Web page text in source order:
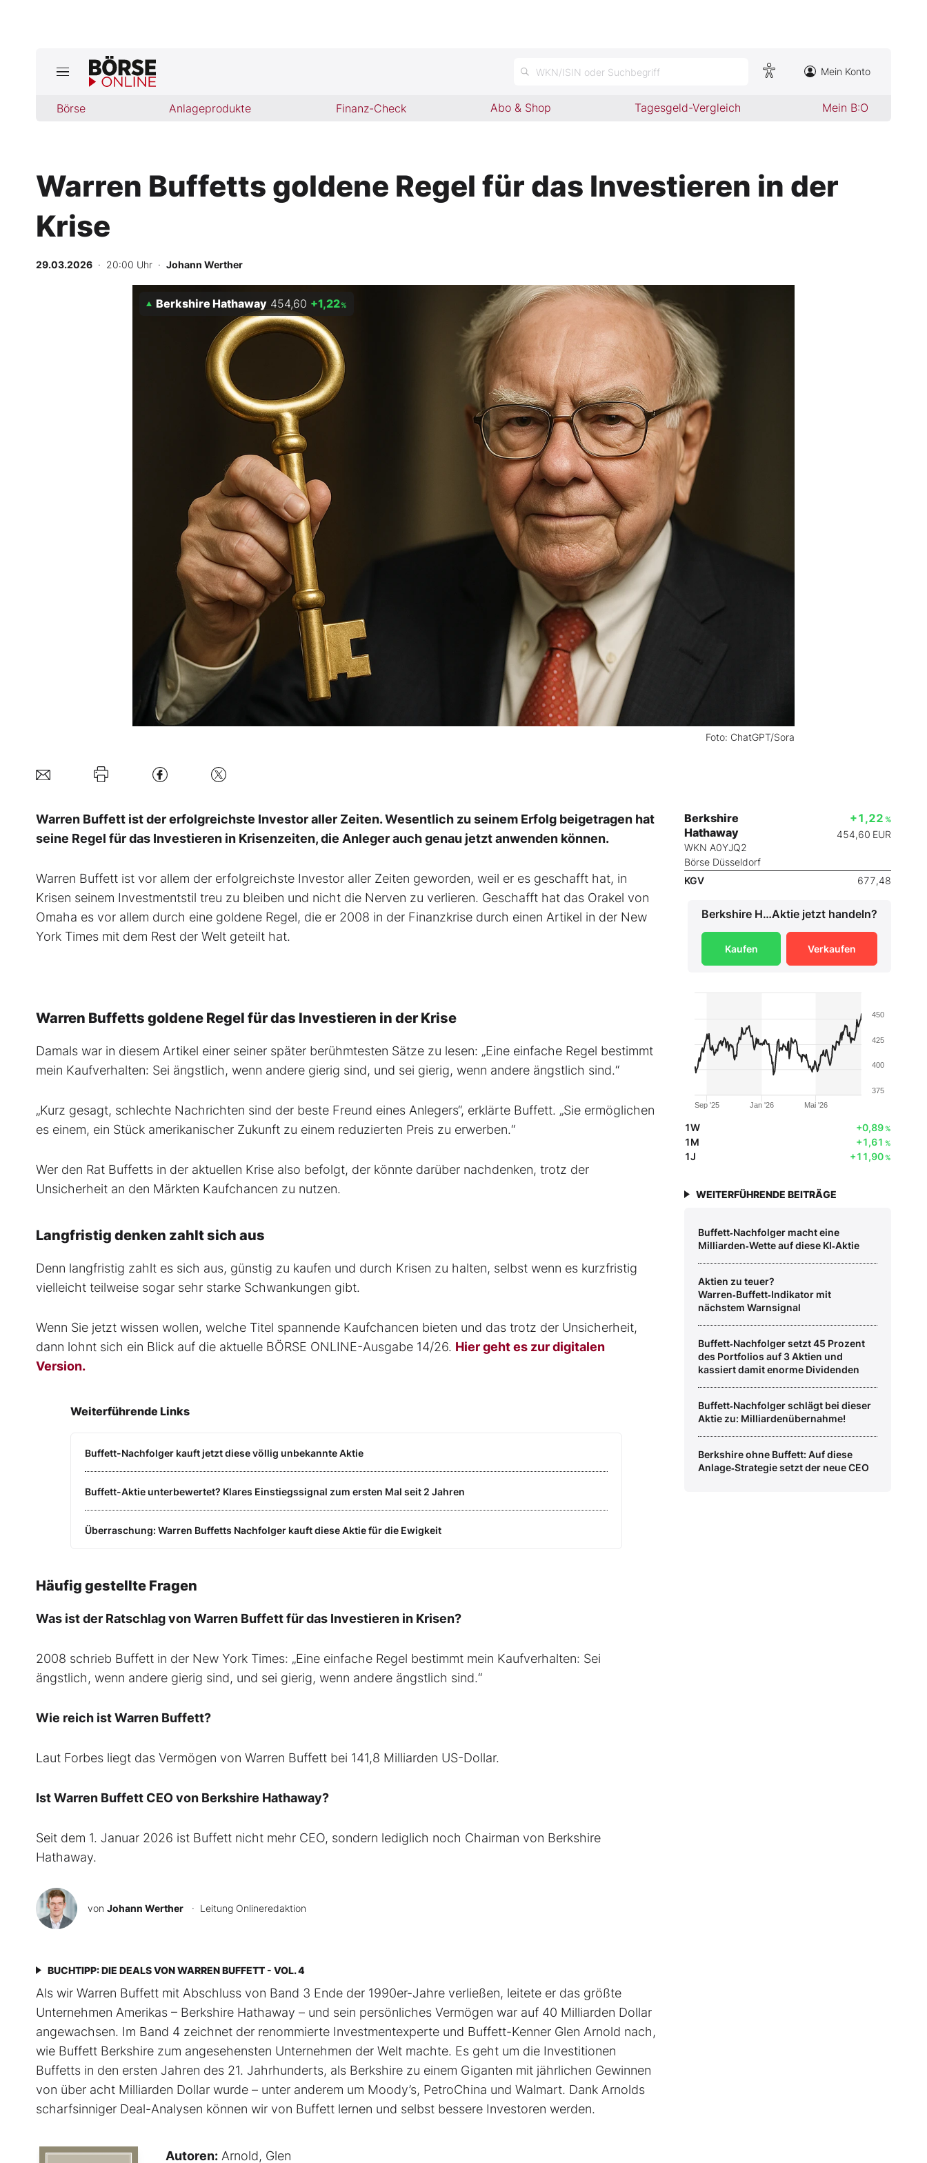
WKN/ISIN oder Suchbegriff Mein Konto
Börse Anlageprodukte Finanz-Check Abo & Shop Tagesgeld-Vergleich Mein B:O
Börse
Finanz-Check
Abo & Shop
BO-Musterdepots
Warren Buffetts goldene Regel für das Investieren in der
Krise
29.03.2026 · 20:00 Uhr · Johann Werther
Foto: ChatGPT/Sora
Berkshire Hathaway 454,60 +1,22%
Warren Buffett ist der erfolgreichste Investor aller Zeiten. Wesentlich zu seinem Erfolg beigetragen hat
seine Regel für das Investieren in Krisenzeiten, die Anleger auch genau jetzt anwenden können.
Warren Buffett ist vor allem der erfolgreichste Investor aller Zeiten geworden, weil er es geschafft hat, in
Krisen seinem Investmentstil treu zu bleiben und nicht die Nerven zu verlieren. Geschafft hat das Orakel von
Omaha es vor allem durch eine goldene Regel, die er 2008 in der Finanzkrise durch einen Artikel in der New
York Times mit dem Rest der Welt geteilt hat.
Warren Buffetts goldene Regel für das Investieren in der Krise
Damals war in diesem Artikel einer seiner später berühmtesten Sätze zu lesen: „Eine einfache Regel bestimmt
mein Kaufverhalten: Sei ängstlich, wenn andere gierig sind, und sei gierig, wenn andere ängstlich sind.“
„Kurz gesagt, schlechte Nachrichten sind der beste Freund eines Anlegers“, erklärte Buffett. „Sie ermöglichen
es einem, ein Stück amerikanischer Zukunft zu einem reduzierten Preis zu erwerben.“
Wer den Rat Buffetts in der aktuellen Krise also befolgt, der könnte darüber nachdenken, trotz der
Unsicherheit an den Märkten Kaufchancen zu nutzen.
Langfristig denken zahlt sich aus
Denn langfristig zahlt es sich aus, günstig zu kaufen und durch Krisen zu halten, selbst wenn es kurzfristig
vielleicht teilweise sogar sehr starke Schwankungen gibt.
Wenn Sie jetzt wissen wollen, welche Titel spannende Kaufchancen bieten und das trotz der Unsicherheit,
dann lohnt sich ein Blick auf die aktuelle BÖRSE ONLINE-Ausgabe 14/26. Hier geht es zur digitalen
Version.
Weiterführende Links
Buffett-Nachfolger kauft jetzt diese völlig unbekannte Aktie
Buffett-Aktie unterbewertet? Klares Einstiegssignal zum ersten Mal seit 2 Jahren
Überraschung: Warren Buffetts Nachfolger kauft diese Aktie für die Ewigkeit
Häufig gestellte Fragen
Was ist der Ratschlag von Warren Buffett für das Investieren in Krisen?
2008 schrieb Buffett in der New York Times: „Eine einfache Regel bestimmt mein Kaufverhalten: Sei
ängstlich, wenn andere gierig sind, und sei gierig, wenn andere ängstlich sind.“
Wie reich ist Warren Buffett?
Laut Forbes liegt das Vermögen von Warren Buffett bei 141,8 Milliarden US-Dollar.
Ist Warren Buffett CEO von Berkshire Hathaway?
Seit dem 1. Januar 2026 ist Buffett nicht mehr CEO, sondern lediglich noch Chairman von Berkshire
Hathaway.
von Johann Werther · Leitung Onlineredaktion
BUCHTIPP: DIE DEALS VON WARREN BUFFETT - VOL. 4
Als wir Warren Buffett mit Abschluss von Band 3 Ende der 1990er-Jahre verließen, leitete er das größte
Unternehmen Amerikas – Berkshire Hathaway – und sein persönliches Vermögen war auf 40 Milliarden Dollar
angewachsen. Im Band 4 zeichnet der renommierte Investmentexperte und Buffett-Kenner Glen Arnold nach,
wie Buffett Berkshire zum angesehensten Unternehmen der Welt machte. Es geht um die Investitionen
Buffetts in den ersten Jahren des 21. Jahrhunderts, als Berkshire zu einem Giganten mit jährlichen Gewinnen
von über acht Milliarden Dollar wurde – unter anderem um Moody’s, PetroChina und Walmart. Dank Arnolds
scharfsinniger Deal-Analysen können wir von Buffett lernen und selbst bessere Investoren werden.
Autoren: Arnold, Glen
Berkshire
Hathaway
WKN A0YJQ2
Börse Düsseldorf
+1,22 %
454,60 EUR
KGV 677,48
Berkshire HathawayAktie jetzt handeln?
Kaufen Verkaufen
Jan '26
Sep '25 Mai '26
375
400
425
450
1W +0,89%
1M +1,61 %
1J +11,90%
WEITERFÜHRENDE BEITRÄGE
Buffett‑Nachfolger macht eine
Milliarden‑Wette auf diese KI‑Aktie
Aktien zu teuer?
Warren‑Buffett‑Indikator mit
nächstem Warnsignal
Buffett‑Nachfolger setzt 45 Prozent
des Portfolios auf 3 Aktien und
kassiert damit enorme Dividenden
Buffett‑Nachfolger schlägt bei dieser
Aktie zu: Milliardenübernahme!
Berkshire ohne Buffett: Auf diese
Anlage‑Strategie setzt der neue CEO